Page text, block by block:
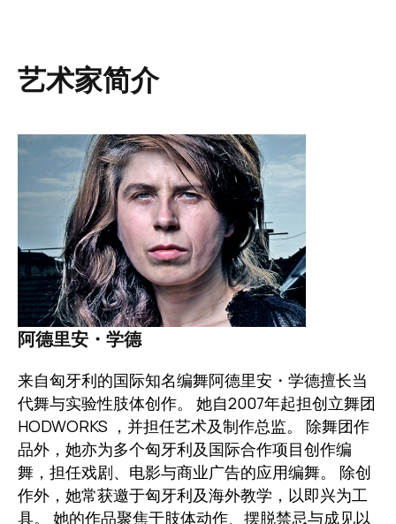
艺术家简介
图像
阿德里安・学德
来自匈牙利的国际知名编舞阿德里安・学德擅长当
代舞与实验性肢体创作。 她自2007年起担创立舞团
HODWORKS ，并担任艺术及制作总监。 除舞团作
品外，她亦为多个匈牙利及国际合作项目创作编
舞，担任戏剧、电影与商业广告的应用编舞。 除创
作外，她常获邀于匈牙利及海外教学，以即兴为工
具。 她的作品聚焦于肢体动作、摆脱禁忌与成见以